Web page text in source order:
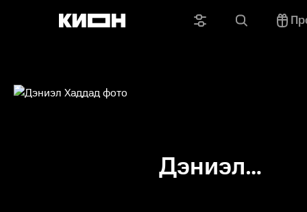
Дэниэл